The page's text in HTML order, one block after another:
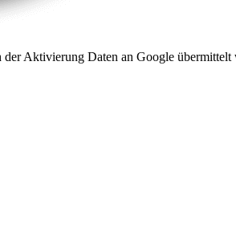
Aktivierung Daten an Google übermittelt